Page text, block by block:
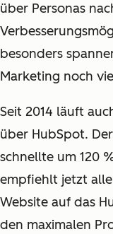
über Personas
besonders
Marketing noch
Seit 2014 läuft
über HubSpot.
schnellte um 120
empfiehlt jetzt
Website auf das
den maximalen